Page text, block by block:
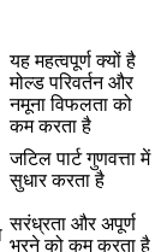
यह महत्वपूर्ण क्यों है
मोल्ड परिवर्तन और
नमूना विफलता को
कम करता है
जटिल पार्ट गुणवत्ता में
सुधार करता है
सरंध्रता और अपूर्ण
भरने को कम करता है